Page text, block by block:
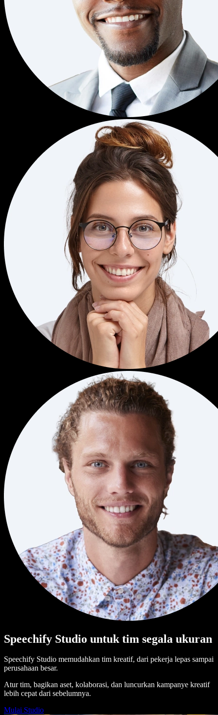
Speechify Studio untuk tim segala ukuran
Speechify Studio memudahkan tim kreatif, dari pekerja lepas sampai
perusahaan besar.
Atur tim, bagikan aset, kolaborasi, dan luncurkan kampanye kreatif
lebih cepat dari sebelumnya.
Mulai Studio